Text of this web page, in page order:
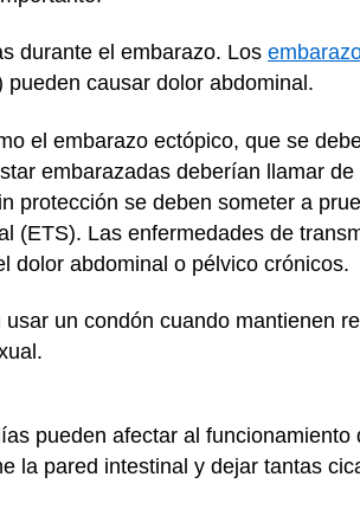
durante el embarazo. Los
causar dolor abdominal.
el embarazo ectópico, que se
embarazadas deberían llamar
protección se deben someter a
(ETS). Las enfermedades de
dolor abdominal o pélvico crónicos.
un condón cuando mantienen
pueden afectar al
la pared intestinal y dejar tantas